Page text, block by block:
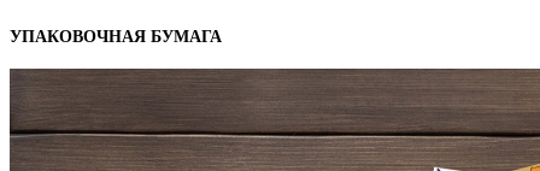
УПАКОВОЧНАЯ БУМАГА